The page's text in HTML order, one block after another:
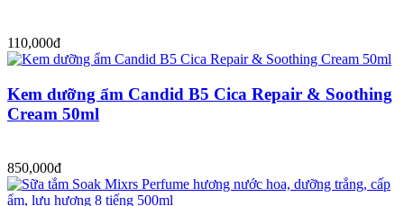
110,000đ
Kem dưỡng ẩm Candid B5 Cica Repair & Soothing
Cream 50ml
850,000đ